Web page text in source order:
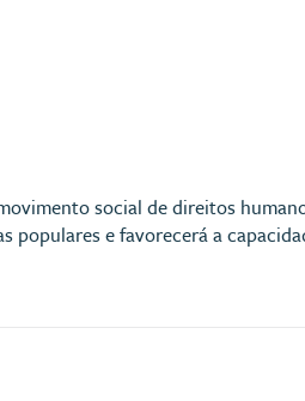
social de direitos
populares e favorecerá a